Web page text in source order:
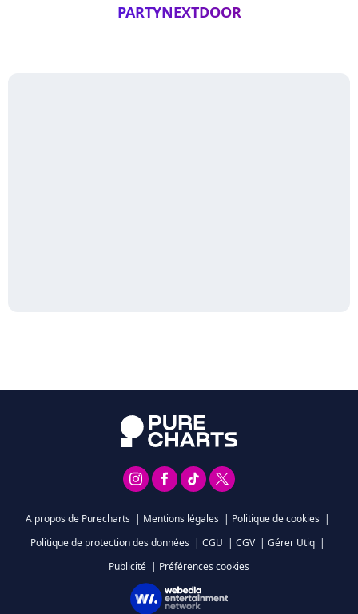
PARTYNEXTDOOR
A propos de Purecharts | Mentions légales | Politique de cookies |
Politique de protection des données | CGU | CGV | Gérer Utiq |
Publicité | Préférences cookies